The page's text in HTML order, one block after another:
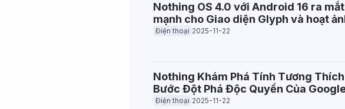
Nothing OS 4.0 với Android 16 ra
mạnh cho Giao diện Glyph và hoạt
Điện thoại 2025-11-22
Nothing Khám Phá Tính Tương
Bước Đột Phá Độc Quyền Của
Điện thoại 2025-11-22